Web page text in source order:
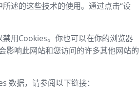
述的这些技术的使用。通过点击“设
用Cookies。你也可以在你的浏览器
影响此网站和您访问的许多其他网站的
数据，请参阅以下链接：